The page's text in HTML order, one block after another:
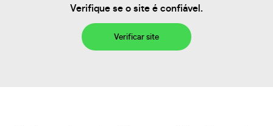
Verifique se o site é confiável.
Verificar site